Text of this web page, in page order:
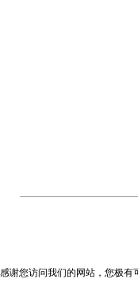
感谢您访问我们的网站，您极有